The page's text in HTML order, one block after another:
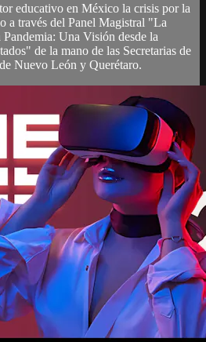
educativo en México la crisis por la
a través del Panel Magistral "La
Una Visión desde la
de la mano de las Secretarias de
Nuevo León y Querétaro.